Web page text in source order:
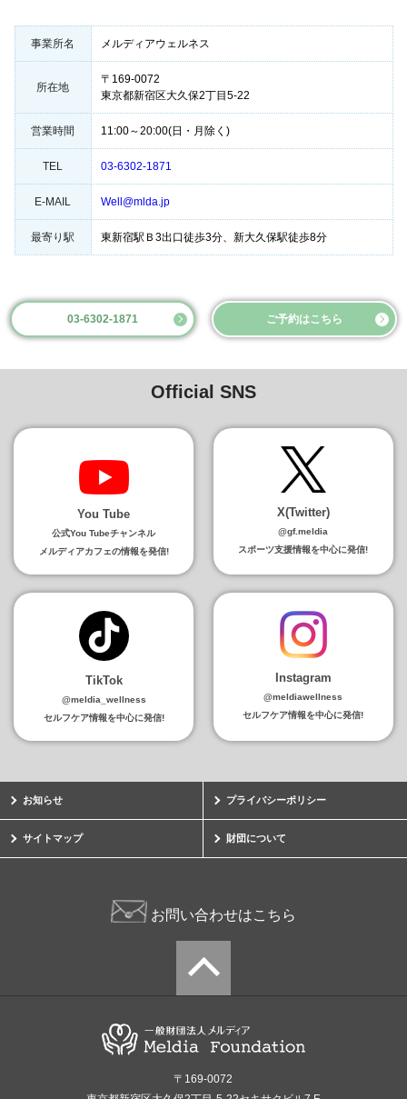
事業所名 メルディアウェルネス
所在地
〒169-0072
東京都新宿区大久保2丁目5-22
営業時間 11:00～20:00(日・月除く)
TEL 03-6302-1871
E-MAIL Well@mlda.jp
最寄り駅 東新宿駅Ｂ3出口徒歩3分、新大久保駅徒歩8分
03-6302-1871 ご予約はこちら
Official SNS
You Tube
公式You Tubeチャンネル
メルディアカフェの情報を発信!
X(Twitter)
@gf.meldia
スポーツ支援情報を中心に発信!
TikTok
@meldia_wellness
セルフケア情報を中心に発信!
Instagram
@meldiawellness
セルフケア情報を中心に発信!
お知らせ プライバシーポリシー
サイトマップ 財団について
お問い合わせはこちら
〒169-0072